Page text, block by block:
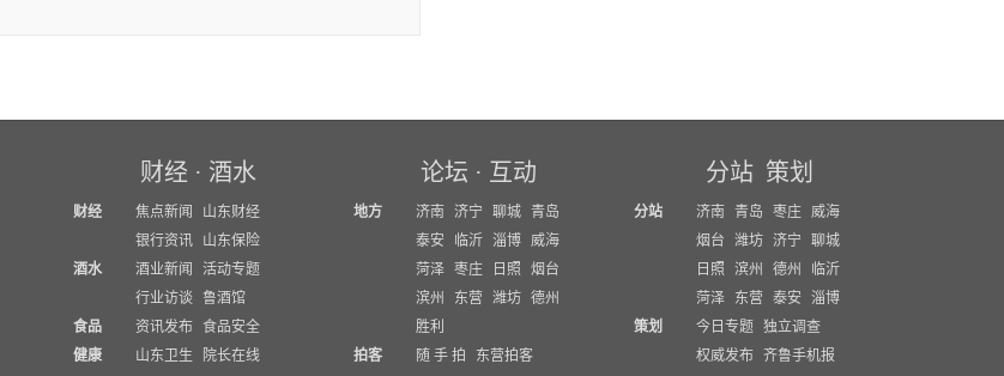
财经 · 酒水
财经 焦点新闻
山东财经
银行资讯
山东保险
酒水
酒业新闻
活动专题
行业访谈
鲁酒馆
食品
资讯发布 食品安全
健康
山东卫生
院长在线
论坛 · 互动
地方 济南 济宁 聊城 青岛
泰安
临沂 淄博 威海
菏泽 枣庄 日照
烟台
滨州
东营 潍坊 德州
胜利
拍客
随 手 拍
东营拍客
分站 策划
分站 济南 青岛 枣庄 威海
烟台
潍坊 济宁
聊城
日照
滨州 德州
临沂
菏泽
东营 泰安
淄博
策划
今日专题
独立调查
权威发布
齐鲁手机报